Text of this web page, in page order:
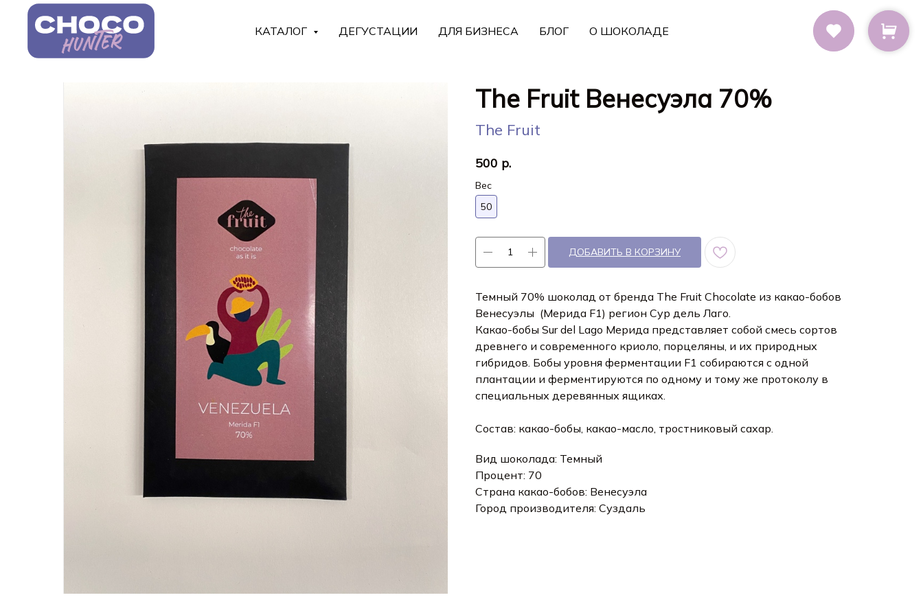
КАТАЛОГ ДЕГУСТАЦИИ ДЛЯ БИЗНЕСА БЛОГ О ШОКОЛАДЕ
The Fruit Венесуэла 70%
The Fruit
500 р.
Вес
50
ДОБАВИТЬ В КОРЗИНУ
Темный 70% шоколад от бренда The Fruit Chocolate из какао-бобов
Венесуэлы (Мерида F1) регион Сур дель Лаго.
Какао-бобы Sur del Lago Мерида представляет собой смесь сортов
древнего и современного криоло, порцеляны, и их природных
гибридов. Бобы уровня ферментации F1 собираются с одной
плантации и ферментируются по одному и тому же протоколу в
специальных деревянных ящиках.
Состав: какао-бобы, какао-масло, тростниковый сахар.
Вид шоколада: Темный
Процент: 70
Страна какао-бобов: Венесуэла
Город производителя: Суздаль